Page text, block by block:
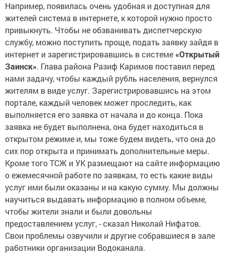
Например, появилась очень удобная и доступная для
жителей система в интернете, к которой нужно просто
привыкнуть. Чтобы не обзванивать диспетчерскую
службу, можно поступить проще, подать заявку зайдя в
интернет и зарегистрировавшись в системе «Открытый
Заинск». Глава района Разиф Каримов поставил перед
нами задачу, чтобы каждый рубль населения, вернулся
жителям в виде услуг. Зарегистрировавшись на этом
портале, каждый человек может проследить, как
выполняется его заявка от начала и до конца. Пока
заявка не будет выполнена, она будет находиться в
открытом режиме и, мы тоже будем видеть, что она до
сих пор открыта и принимать дополнительные меры.
Кроме того ТСЖ и УК размещают на сайте информацию
о ежемесячной работе по заявкам, то есть какие виды
услуг ими были оказаны и на какую сумму. Мы должны
научиться выдавать информацию в полном объеме,
чтобы жители знали и были довольны
предоставлением услуг, - сказал Николай Нифатов.
Свои проблемы озвучили и другие собравшиеся в зале
работники организации Водоканала.